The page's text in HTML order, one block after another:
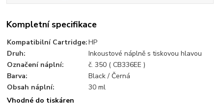
Kompletní specifikace
Kompatibilní Cartridge:HP
Druh:
Inkoustové náplně s tiskovou hlavou
Označení náplní:
č. 350 ( CB336EE )
Barva:
Black / Černá
Obsah náplní:
30 ml
Vhodné do tiskáren